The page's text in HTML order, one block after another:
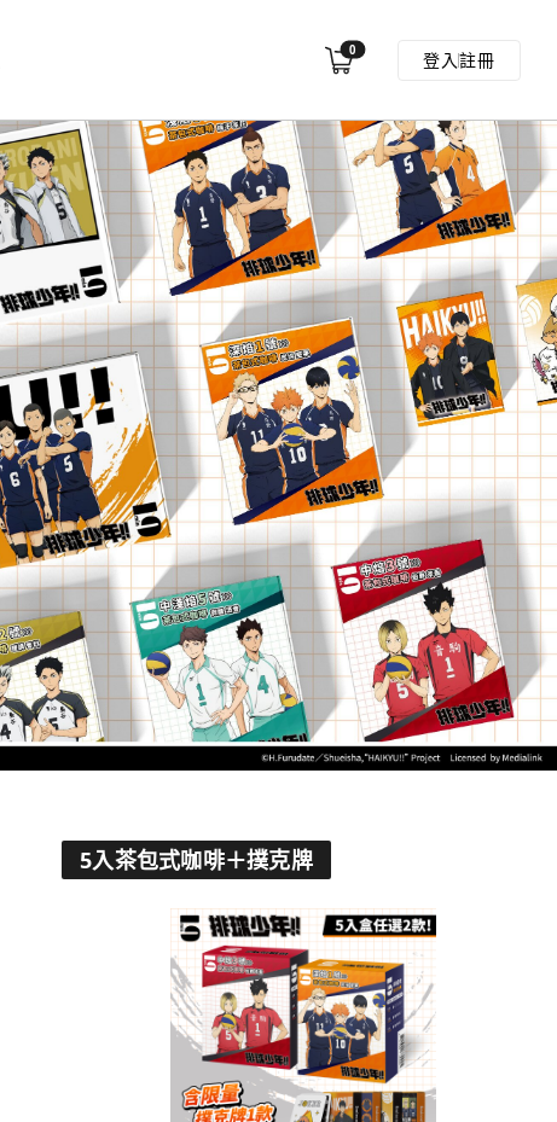
0 登入註冊
5入茶包式咖啡＋撲克牌